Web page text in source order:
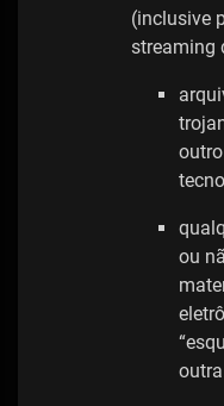
(inclusive
streaming
ou